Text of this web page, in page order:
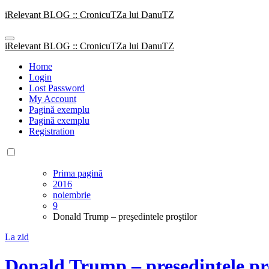
Sari
conținut
iRelevant BLOG :: CronicuTZa lui DanuTZ
iRelevant BLOG :: CronicuTZa lui DanuTZ
Home
Login
Lost Password
My Account
Pagină exemplu
Pagină exemplu
Registration
Prima pagină
2016
noiembrie
9
Donald Trump – preşedintele proştilor
La zid